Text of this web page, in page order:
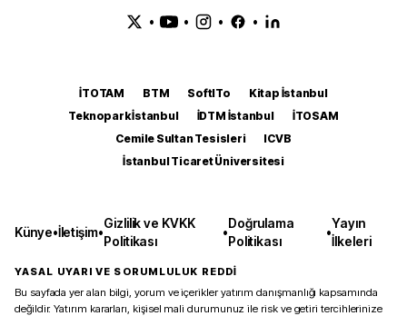
• • • •
İTOTAM BTM SoftITo
Kitap İstanbul
Teknopark İstanbul
İDTM İstanbul
İTOSAM
Cemile Sultan Tesisleri
ICVB
İstanbul Ticaret Üniversitesi
Künye•İletişim•
Gizlilik ve KVKK
Politikası
•
Doğrulama
Politikası
•
Yayın
İlkeleri
YASAL UYARI VE SORUMLULUK REDDİ
Bu sayfada yer alan bilgi, yorum ve içerikler yatırım danışmanlığı kapsamında
değildir. Yatırım kararları, kişisel mali durumunuz ile risk ve getiri tercihlerinize